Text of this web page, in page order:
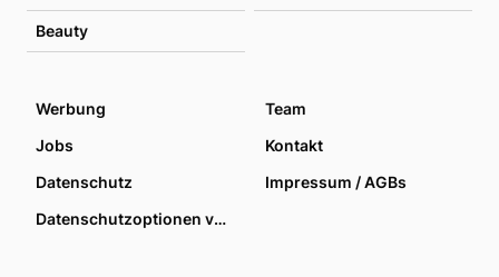
Beauty
Werbung
Team
Jobs
Kontakt
Datenschutz
Impressum / AGBs
Datenschutzoptionen verwalten